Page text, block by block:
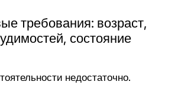
требования: возраст,
состояние
недостаточно.